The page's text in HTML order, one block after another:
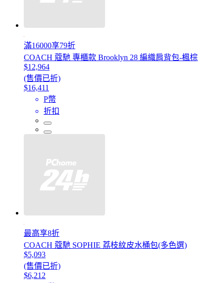
滿16000享79折
COACH 蔻馳 專櫃款 Brooklyn 28 編織肩背包-楓棕
$12,964
(售價已折)
$16,411
P幣
折扣
最高享8折
COACH 蔻馳 SOPHIE 荔枝紋皮水桶包(多色選)
$5,093
(售價已折)
$6,212